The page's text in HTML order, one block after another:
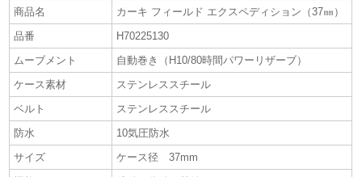
商品名
カーキ フィールド エクスペディション（37㎜）
品番
H70225130
ムーブメント
自動巻き（H10/80時間パワーリザーブ）
ケース素材
ステンレススチール
ベルト
ステンレススチール
防水
10気圧防水
サイズ
ケース径 37mm